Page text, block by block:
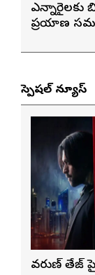
ఎన్నారైలకు
ప్రయాణ
స్పెషల్ న్యూస్
వరుణ్ తేజ్‌